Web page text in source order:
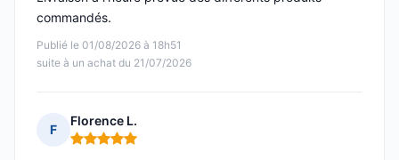
Publié le 01/08/2026 à 18h51
suite à un achat du 21/07/2026
commandés.
F
Florence L.
Note : 5 sur 5